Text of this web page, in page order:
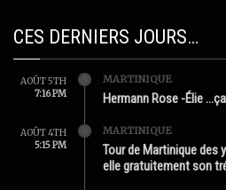
CES DERNIERS JOURS…
AOÛT 5TH
7:16 PM
MARTINIQUE
Hermann Rose -Élie
AOÛT 4TH
5:15 PM
MARTINIQUE
Tour de Martinique des
elle gratuitement son